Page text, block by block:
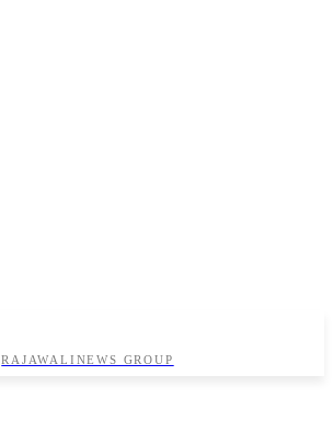
RAJAWALINEWS GROUP